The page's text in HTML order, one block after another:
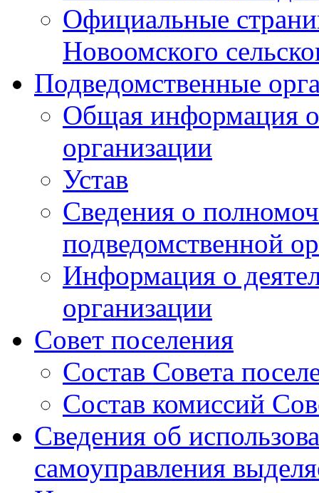
Официальные
Новоомского
Подведомственные
Общая информация
организации
Устав
Сведения о
подведомственной
Информация о
организации
Совет поселения
Состав Совета
Состав комиссий
Сведения об
самоуправления